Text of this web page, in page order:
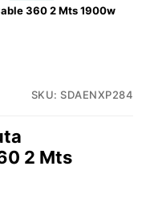
360 2 Mts 1900w
SKU: SDAENXP284
2 Mts